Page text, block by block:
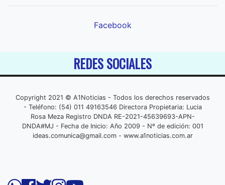
Facebook
REDES SOCIALES
Copyright 2021 © A1Noticias - Todos los derechos reservados
- Teléfono: (54) 011 49163546 Directora Propietaria: Lucia
Rosa Meza Registro DNDA RE-2021-45639693-APN-
DNDA#MJ - Fecha de Inicio: Año 2009 - Nº de edición: 001
ideas.comunica@gmail.com- www.a1noticias.com.ar